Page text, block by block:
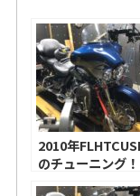
2010年
のチューニング！